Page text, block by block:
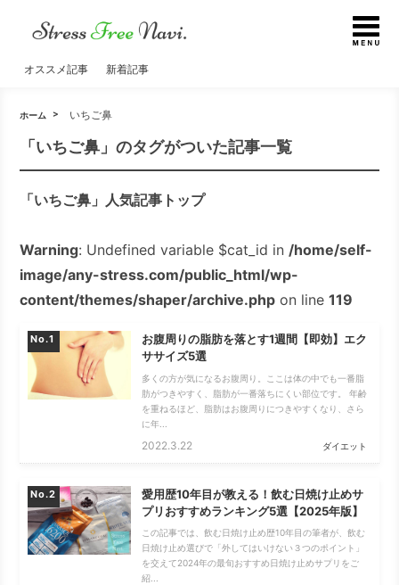
オススメ記事 新着記事
ホーム いちご鼻
「いちご鼻」のタグがついた記事一覧
「いちご鼻」人気記事トップ
Warning: Undefined variable $cat_id in /home/self-
image/any-stress.com/public_html/wp-
content/themes/shaper/archive.phpon line 119
No.
お腹周りの脂肪を落とす1週間【即効】エク
ササイズ5選
多くの方が気になるお腹周り。ここは体の中でも一番脂
肪がつきやすく、脂肪が一番落ちにくい部位です。 年齢
を重ねるほど、脂肪はお腹周りにつきやすくなり、さら
に年...
2022.3.22 ダイエット
No.
愛用歴10年目が教える！飲む日焼け止めサ
プリおすすめランキング5選【2025年版】
この記事では、飲む日焼け止め歴10年目の筆者が、飲む
日焼け止め選びで「外してはいけない３つのポイント」
を交えて2024年の最旬おすすめ日焼け止めサプリをご
紹...